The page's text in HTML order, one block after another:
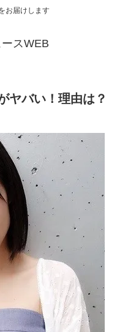
お届けします
スWEB
ヤバい！理由は？